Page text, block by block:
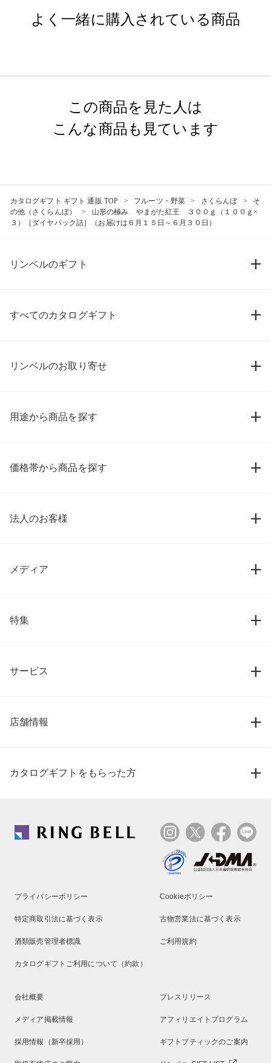
よく一緒に購入されている商品
この商品を見た人は
こんな商品も見ています
カタログギフト ギフト 通販 TOP フルーツ・野菜 さくらんぼ
そ
の他（さくらんぼ）
山形の極み やまがた紅王 ３００ｇ（１００ｇ×
３）［ダイヤパック詰］（お届けは６月１５日～６月３０日）
リンベルのギフト
すべてのカタログギフト
リンベルのお取り寄せ
用途から商品を探す
価格帯から商品を探す
法人のお客様
メディア
特集
サービス
店舗情報
カタログギフトをもらった方
プライバシーポリシー Cookieポリシー
特定商取引法に基づく表示 古物営業法に基づく表示
酒類販売管理者標識 ご利用規約
カタログギフトご利用について（約款）
会社概要 プレスリリース
メディア掲載情報 アフィリエイトプログラム
採用情報（新卒採用） ギフトブティックのご案内